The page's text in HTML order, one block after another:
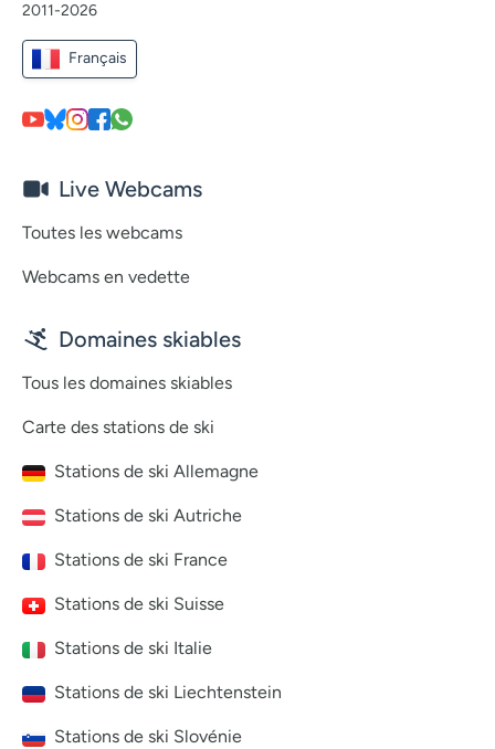
2011-2026
Français
Live Webcams
Toutes les webcams
Webcams en vedette
Domaines skiables
Tous les domaines skiables
Carte des stations de ski
Stations de ski Allemagne
Stations de ski Autriche
Stations de ski France
Stations de ski Suisse
Stations de ski Italie
Stations de ski Liechtenstein
Stations de ski Slovénie